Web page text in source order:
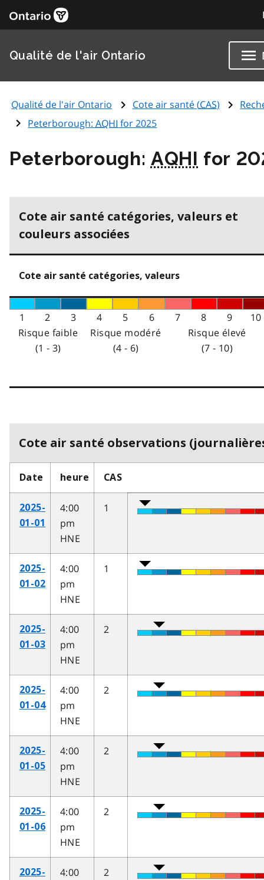
Qualité de l'air Ontario
Qualité de l'air Ontario Cote air santé (CAS)
Peterborough:AQHI for 2025
Peterborough: AQHI for
Cote air santé catégories, valeurs et
couleurs associées
Cote air santé catégories, valeurs
1 2 3 4 5 6 7 8 9
10
Risque faible
(1 - 3)
Risque modéré
(4 - 6)
Risque élevé
(7 - 10)
Cote air santé observations
Date heure CAS
2025-
01-01
4:00
pm
HNE
1
2025-
01-02
4:00
pm
HNE
1
2025-
01-03
4:00
pm
HNE
2
2025-
01-04
4:00
pm
HNE
2
2025-
01-05
4:00
pm
HNE
2
2025-
01-06
4:00
pm
HNE
2
2025-
4:00
2